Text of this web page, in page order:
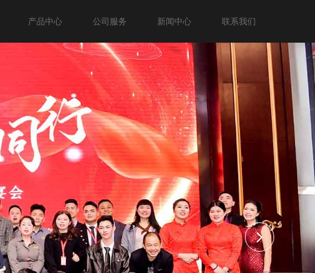
产品中心 公司服务 新闻中心 联系我们